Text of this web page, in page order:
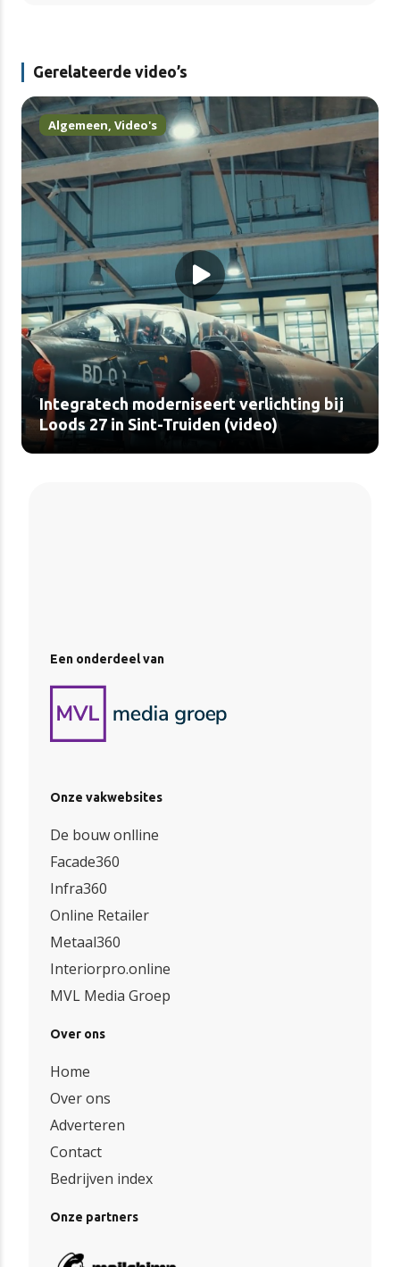
Gerelateerde video’s
Algemeen, Video's
Integratech moderniseert verlichting bij
Loods 27 in Sint-Truiden (video)
Een onderdeel van
Onze vakwebsites
De bouw onlline
Facade360
Infra360
Online Retailer
Metaal360
Interiorpro.online
MVL Media Groep
Over ons
Home
Over ons
Adverteren
Contact
Bedrijven index
Onze partners